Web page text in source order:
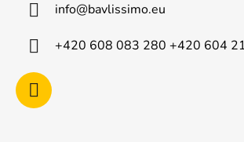
info@bavlissimo.eu
+420 608 083 280 +420 604